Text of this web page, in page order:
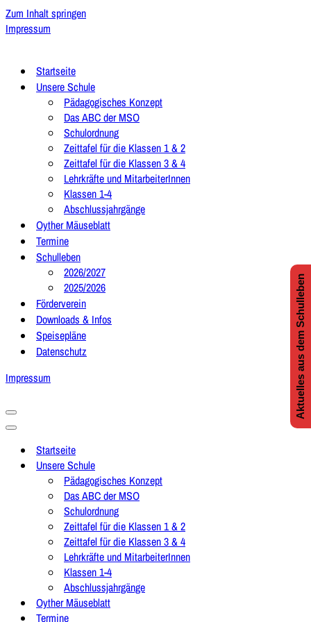
Zum Inhalt springen
Impressum
Startseite
Unsere Schule
Pädagogisches Konzept
Das ABC der MSO
Schulordnung
Zeittafel für die Klassen 1 & 2
Zeittafel für die Klassen 3 & 4
Lehrkräfte und MitarbeiterInnen
Klassen 1-4
Abschlussjahrgänge
Oyther Mäuseblatt
Termine
Schulleben
2026/2027
2025/2026
Förderverein
Downloads & Infos
Speisepläne
Datenschutz
Impressum
Navigationsmenü
Navigationsmenü
Startseite
Unsere Schule
Pädagogisches Konzept
Das ABC der MSO
Schulordnung
Zeittafel für die Klassen 1 & 2
Zeittafel für die Klassen 3 & 4
Lehrkräfte und MitarbeiterInnen
Klassen 1-4
Abschlussjahrgänge
Oyther Mäuseblatt
Termine
Aktuelles aus dem Schulleben